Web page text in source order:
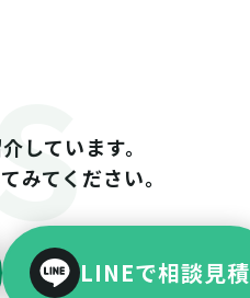
しています。
みてください。
LINEで相談見積